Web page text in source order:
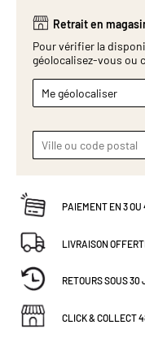
Retrait en
Pour vérifier la
géolocalisez-vous ou
Me géolocaliser
PAIEMENT EN 3
LIVRAISON
RETOURS SOUS 30
CLICK & COLLECT